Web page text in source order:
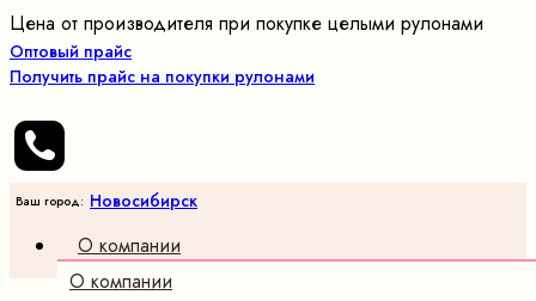
Цена от производителя при покупке целыми рулонами
Оптовый прайс
Получить прайс на покупки рулонами
Ваш город: Новосибирск
О компании
О компании